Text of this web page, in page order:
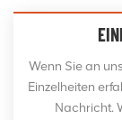
Wenn Sie an
Einzelheiten
Nachricht.